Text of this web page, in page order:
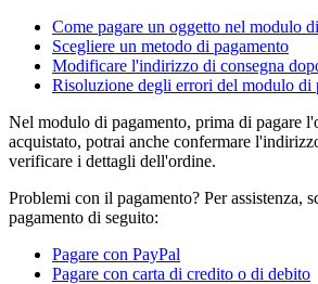
Come pagare un oggetto nel modulo
Scegliere un metodo di pagamento
Modificare l'indirizzo di consegna
Risoluzione degli errori del modulo di
Nel modulo di pagamento, prima di pagare
acquistato, potrai anche confermare
verificare i dettagli dell'ordine.
Problemi con il pagamento? Per assistenza,
pagamento di seguito:
Pagare con PayPal
Pagare con carta di credito o di debito